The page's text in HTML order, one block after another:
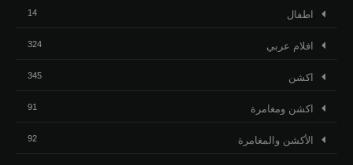
اطفال 14
افلام عربي 324
اكشن 345
اكشن ومغامرة 91
الأكشن والمغامرة 92